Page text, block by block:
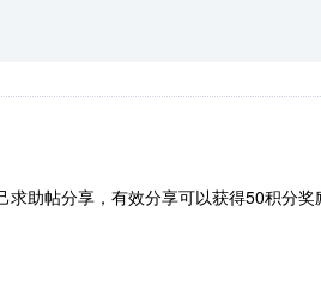
助帖分享，有效分享可以获得50积分奖